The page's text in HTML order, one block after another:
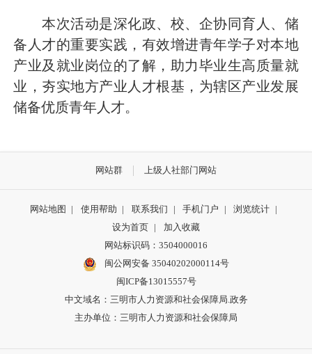
本次活动是深化政、校、企协同育人、储
备人才的重要实践，有效增进青年学子对本地
产业及就业岗位的了解，助力毕业生高质量就
业，夯实地方产业人才根基，为辖区产业发展
储备优质青年人才。
网站群 上级人社部门网站
网站地图 | 使用帮助 | 联系我们 | 手机门户 | 浏览统计 |
设为首页 |
加入收藏
网站标识码：3504000016
闽公网安备 35040202000114号
闽ICP备13015557号
中文域名：三明市人力资源和社会保障局.政务
主办单位：三明市人力资源和社会保障局